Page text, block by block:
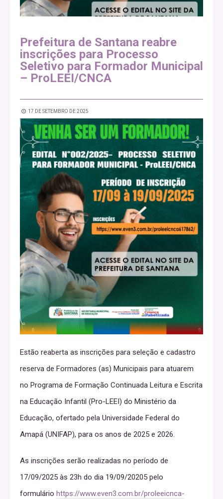
Prefeitura de Santana reabre
inscrições para Processo
Seletivo para Formador Municipal
– ProLEEI/CNCA
17 DE SETEMBRO DE 2025
Estão reaberta as inscrições para seleção e cadastro
reserva de Formadores (as) Municipais para atuarem
no Programa de Formação Continuada Leitura e Escrita
na Educação Infantil (Pro-LEEI) do Ministério da
Educação, ofertado pela Universidade Federal do
Amapá (UNIFAP), para os anos de 2025 e 2026.
As inscrições serão realizadas no período de
17/09/2025 às 23h do dia 19/09/20205 pelo
formulário https://www.even3.com.br/proleeicnca-